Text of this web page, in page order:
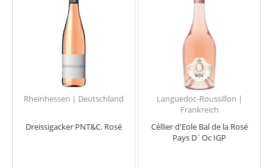
Rheinhessen | Deutschland
Dreissigacker PNT&C. Rosé
Languedoc-Roussillon |
Frankreich
Céllier d'Eole Bal de la Rosé
Pays D´Oc IGP